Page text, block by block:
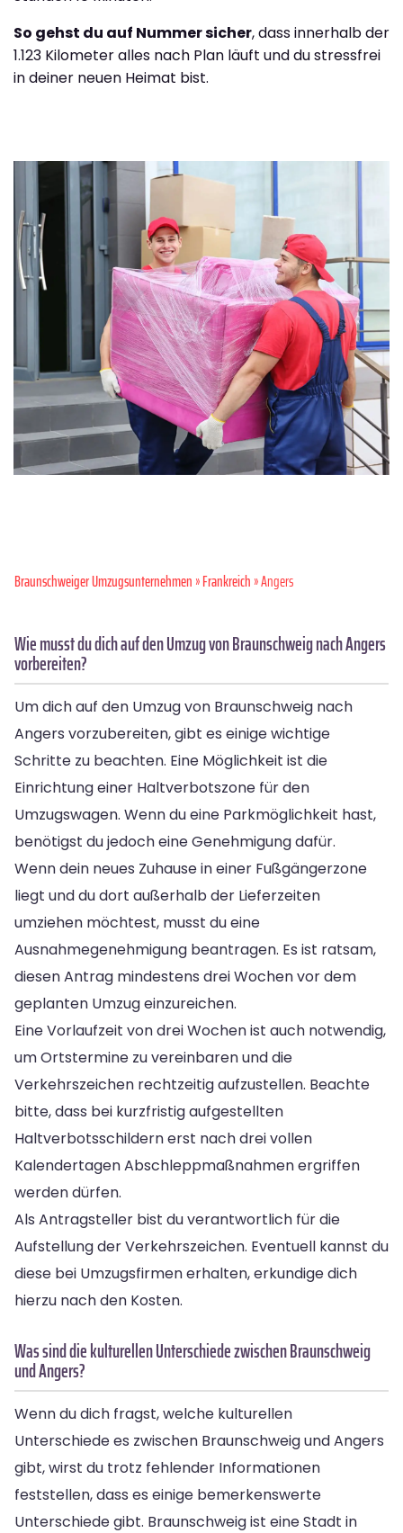
So gehst du auf Nummer sicher, dass innerhalb der
1.123 Kilometer alles nach Plan läuft und du stressfrei
in deiner neuen Heimat bist.
Braunschweiger Umzugsunternehmen»Frankreich» Angers
Wie musst du dich auf den Umzug von Braunschweig nach Angers
vorbereiten?
Um dich auf den Umzug von Braunschweig nach
Angers vorzubereiten, gibt es einige wichtige
Schritte zu beachten. Eine Möglichkeit ist die
Einrichtung einer Haltverbotszone für den
Umzugswagen. Wenn du eine Parkmöglichkeit hast,
benötigst du jedoch eine Genehmigung dafür.
Wenn dein neues Zuhause in einer Fußgängerzone
liegt und du dort außerhalb der Lieferzeiten
umziehen möchtest, musst du eine
Ausnahmegenehmigung beantragen. Es ist ratsam,
diesen Antrag mindestens drei Wochen vor dem
geplanten Umzug einzureichen.
Eine Vorlaufzeit von drei Wochen ist auch notwendig,
um Ortstermine zu vereinbaren und die
Verkehrszeichen rechtzeitig aufzustellen. Beachte
bitte, dass bei kurzfristig aufgestellten
Haltverbotsschildern erst nach drei vollen
Kalendertagen Abschleppmaßnahmen ergriffen
werden dürfen.
Als Antragsteller bist du verantwortlich für die
Aufstellung der Verkehrszeichen. Eventuell kannst du
diese bei Umzugsfirmen erhalten, erkundige dich
hierzu nach den Kosten.
Was sind die kulturellen Unterschiede zwischen Braunschweig
und Angers?
Wenn du dich fragst, welche kulturellen
Unterschiede es zwischen Braunschweig und Angers
gibt, wirst du trotz fehlender Informationen
feststellen, dass es einige bemerkenswerte
Unterschiede gibt. Braunschweig ist eine Stadt in